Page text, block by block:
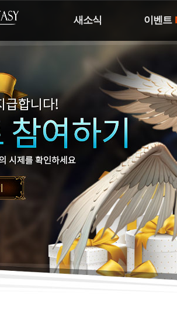
새소식 이벤트